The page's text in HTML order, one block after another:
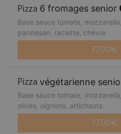
6 fromages senior
Base sauce tomate,
parmesan, raclette, chèvre
17.00€
végétarienne
Base sauce tomate,
olives, oignons, artichauts
17.00€